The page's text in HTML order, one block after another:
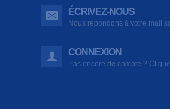
ÉCRIVEZ-NOUS
Nous répondons à votre mail
CONNEXION
Pas encore de compte ?